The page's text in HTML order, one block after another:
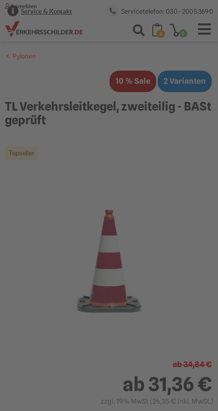
Servicetelefon: 030 - 2005 369 0
Service & Kontakt
Anmelden
0 0
Pylonen
TL Verkehrsleitkegel, zweiteilig - BASt
geprüft
Topseller
10 % Sale 2 Varianten
ab34,84 €
ab 31,36 €
zzgl. 19% MwSt (26,35 € inkl. MwSt.)
In den Warenkorb